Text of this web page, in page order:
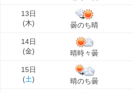
13日
(木) 曇のち晴
14日
(金) 晴時々曇
15日
(土) 晴のち曇